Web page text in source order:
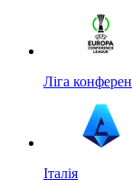
Ліга
Італія